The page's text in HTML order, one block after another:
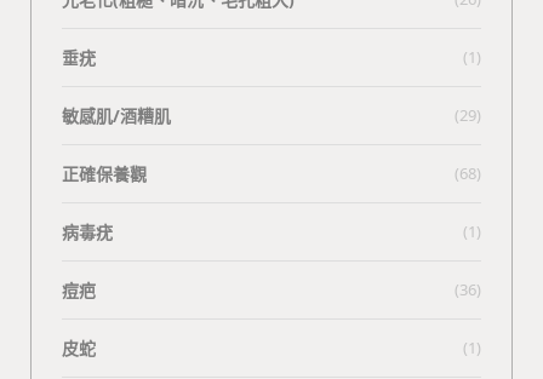
垂疣 (1)
敏感肌/酒糟肌 (29)
正確保養觀 (68)
病毒疣 (1)
痘疤 (36)
皮蛇 (1)